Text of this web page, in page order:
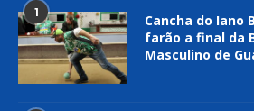
1
Cancha do Iano
farão a final da
Masculino de